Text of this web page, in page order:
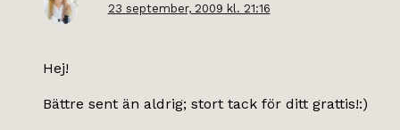
23 september, 2009 kl. 21:16
Hej!
Bättre sent än aldrig; stort tack för ditt grattis!:)